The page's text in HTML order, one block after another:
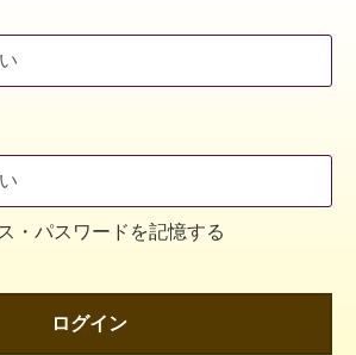
・パスワードを記憶する
ログイン